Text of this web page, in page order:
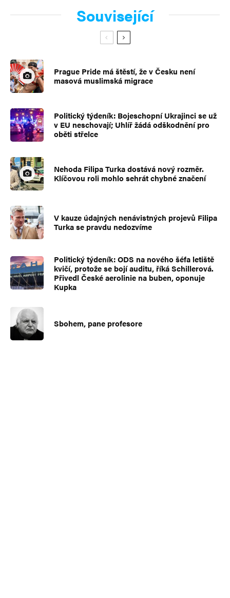
Související
Prague Pride má štěstí, že v Česku není
masová muslimská migrace
Politický týdeník: Bojeschopní Ukrajinci se už
v EU neschovají; Uhlíř žádá odškodnění pro
oběti střelce
Nehoda Filipa Turka dostává nový rozměr.
Klíčovou roli mohlo sehrát chybné značení
V kauze údajných nenávistných projevů Filipa
Turka se pravdu nedozvíme
Politický týdeník: ODS na nového šéfa letiště
kvičí, protože se bojí auditu, říká Schillerová.
Přivedl České aerolinie na buben, oponuje
Kupka
Sbohem, pane profesore